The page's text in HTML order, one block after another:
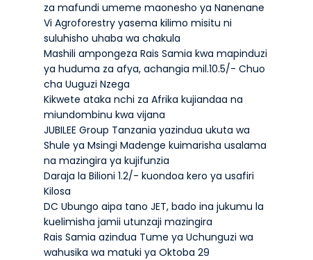
za mafundi umeme maonesho ya Nanenane
Vi Agroforestry yasema kilimo misitu ni
suluhisho uhaba wa chakula
Mashili ampongeza Rais Samia kwa mapinduzi
ya huduma za afya, achangia mil.10.5/- Chuo
cha Uuguzi Nzega
Kikwete ataka nchi za Afrika kujiandaa na
miundombinu kwa vijana
JUBILEE Group Tanzania yazindua ukuta wa
Shule ya Msingi Madenge kuimarisha usalama
na mazingira ya kujifunzia
Daraja la Bilioni 1.2/- kuondoa kero ya usafiri
Kilosa
DC Ubungo aipa tano JET, bado ina jukumu la
kuelimisha jamii utunzaji mazingira
Rais Samia azindua Tume ya Uchunguzi wa
wahusika wa matuki ya Oktoba 29